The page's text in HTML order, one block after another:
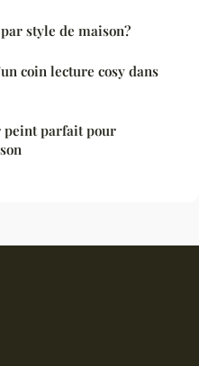
style de maison?
coin lecture cosy dans
peint parfait pour